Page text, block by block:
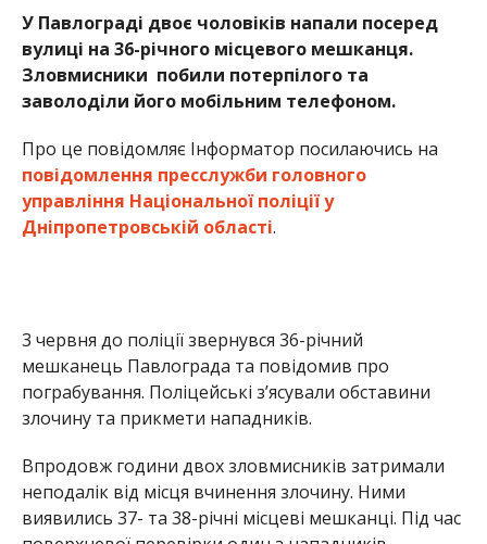
У Павлограді двоє чоловіків напали посеред
вулиці на 36-річного місцевого мешканця.
Зловмисники побили потерпілого та
заволоділи його мобільним телефоном.
Про це повідомляє Інформатор посилаючись на
повідомлення пресслужби головного
управління Національної поліції у
Дніпропетровській області.
3 червня до поліції звернувся 36-річний
мешканець Павлограда та повідомив про
пограбування. Поліцейські з’ясували обставини
злочину та прикмети нападників.
Впродовж години двох зловмисників затримали
неподалік від місця вчинення злочину. Ними
виявились 37- та 38-річні місцеві мешканці. Під час